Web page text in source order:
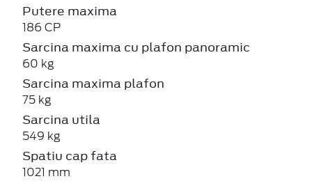
Putere maxima
186 CP
Sarcina maxima cu plafon panoramic
60 kg
Sarcina maxima plafon
75 kg
Sarcina utila
549 kg
Spatiu cap fata
1021 mm